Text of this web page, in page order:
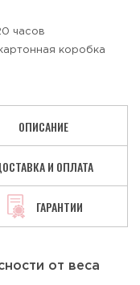
часов
коробка
ОПИСАНИЕ
И ОПЛАТА
ГАРАНТИИ
от веса